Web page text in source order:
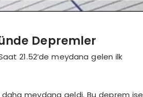
Depremler
21.52’de meydana gelen ilk
daha meydana geldi. Bu deprem ise